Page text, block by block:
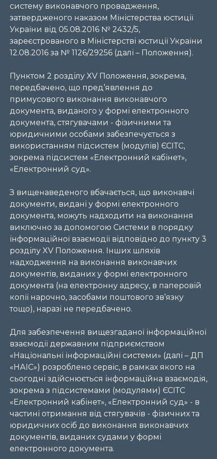
систему виконавчого провадження,
затвердженого наказом Міністерства юстиції
України від 05.08.2016 № 2432/5,
зареєстрованого в Міністерстві юстиції України
12.08.2016 за № 1126/29256 (далі – Положення).
Пунктом 2 розділу XV Положення, зокрема,
передбачено, що пред’явлення до
примусового виконання виконавчого
документа, виданого у формі електронного
документа, стягувачами - фізичними та
юридичними особами забезпечується з
використанням підсистем (модулів) ЄСІТС,
зокрема підсистем «Електронний кабінет»,
«Електронний суд».
З вищенаведеного вбачається, що виконавчі
документи, видані у формі електронного
документа, можуть надходити на виконання
виключно за допомогою Системи в порядку
інформаційної взаємодії відповідно до пункту 3
розділу XV Положення. Інших шляхів
надходження на виконання виконавчих
документів, виданих у формі електронного
документа (на електронну адресу, в паперовій
копії нарочно, засобами поштового зв’язку
тощо), наразі не передбачено.
Для забезпечення вищезгаданої інформаційної
взаємодії державним підприємством
«Національні інформаційні системи» (далі – ДП
«НАІС») розроблено сервіс, в рамках якого на
сьогодні здійснюється інформаційна взаємодія,
зокрема з підсистемами (модулями) ЄСІТС
«Електронний кабінет», «Електронний суд» - в
частині отримання від стягувачів - фізичних та
юридичних осіб до виконання виконавчих
документів, виданих судами у формі
електронного документа.